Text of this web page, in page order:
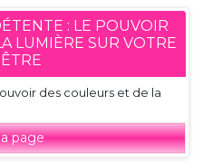
: LE POUVOIR
LUMIÈRE SUR VOTRE
des couleurs et de la
page